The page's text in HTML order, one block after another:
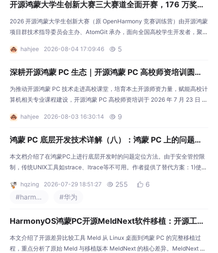
开源鸿蒙大学生创新大赛三大赛道全面开赛，176 万奖金
池已就位
2026 开源鸿蒙大学生创新大赛（原 OpenHarmony 竞赛训练营）由开源鸿蒙
项目群技术指导委员会主办、AtomGit 承办，面向全国高校学生开发者，聚焦
并行的创新大赛，覆盖从底层系统到 PC 生态再到校园应用的完整技术图谱。
核系统玩家、生态
hahjee 2026-08-04 17:09:46  5
深耕开源鸿蒙 PC 生态｜开源鸿蒙 PC 高校师资培训圆满
落幕（内含活动录屏链接）
为推动开源鸿蒙 PC 技术走进高校课堂，培育本土开源师资力量，赋能高校计
算机相关专业课程建设，开源鸿蒙 PC 高校师资培训于 2026 年 7 月 23 日 -
华为技术有限公司、开源鸿蒙项目群技术指导委员会担任指导单位，深圳市龙
道协办，汇
hahjee 2026-08-03 16:30:14  9
鸿蒙 PC 底层开发技术详解（八）：鸿蒙 PC 上的问题定
位手段
本文档介绍了在鸿蒙PC上进行底层开发时的问题定位方法。由于安全管控限
制，传统UNIX工具如strace、ltrace等不可用。作者提供了替代方案：1)使用
利用HiLog查看内核日志，重点关注avc、xpm、hmsecpt等安全模块日志；
4)proc文件系统部分路径可用。文档详细说明了各工具的获取和使用方法，
hqzing 2026-07-29 18:51:27  255  6
#harmonyos
#华为
HarmonyOS鸿蒙PC开源MeldNext软件移植：开源工具
Meld到鸿蒙PC实践总结
本文介绍了开源差异比较工具 Meld 从 Linux 桌面到鸿蒙 PC 的完整移植过
程，重点分析了原始 Meld 与移植版本 MeldNext 的核心差异。MeldNext 使